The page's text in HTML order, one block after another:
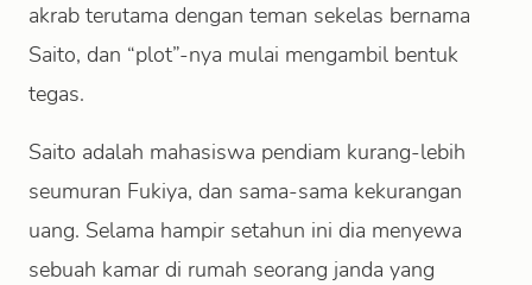
akrab terutama dengan teman sekelas bernama
Saito, dan “plot”-nya mulai mengambil bentuk
tegas.
Saito adalah mahasiswa pendiam kurang-lebih
seumuran Fukiya, dan sama-sama kekurangan
uang. Selama hampir setahun ini dia menyewa
sebuah kamar di rumah seorang janda yang